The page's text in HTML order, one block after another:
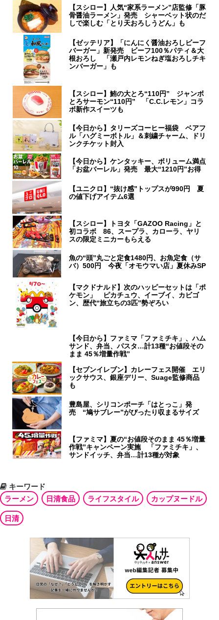
【スシロー】人気“家系ラーメン”店監修「豚
骨醤油ラーメン」発売 シャーベット状のだ
しで楽しむ「とり天おろしうどん」も
【ゼッテリア】「にんにく醤油おろしビーフ
バーガー」新発売 ビーフ100％パティ＆大
根おろし 「瀬戸内レモンねぎ塩おろしチキ
ンバーガー」も
【スシロー】鮪の大とろ“110円” ジャンボ
とろサーモン“110円” 「C.C.レモン」コラ
ボ新作スイーツも
【今日から】タリーズコーヒー福袋 ベアフ
ル「ハグミーボトル」＆刺繍チャーム、ドリ
ンクチケット封入
【今日から】ケンタッキー、ボリューム満点
「お盆バーレル」発売 最大“1210円”お得
【ユニクロ】“抜け感”トップスが990円 夏
の値下げアイテム6選
【スシロー】トヨタ「GAZOO Racing」と
初コラボ 86、スープラ、カローラ、ヤリ
スの限定ミニカーもらえる
魚の“頭”丸ごと定食1480円、お魚定食（サ
バ）500円 今夜「オモウマい店」夏休みSP
【マクドナルド】次のハッピーセットは「ポ
ケモン」 ピカチュウ、イーブイ、カビゴ
ン、歴代“旅立ちの3匹”勢ぞろい
【今日から】ファミマ「ファミチキ」、ハム
サンド、弁当、パスタ…計13種“お値段その
まま 45％増量作戦”
【セブンイレブン】カレーフェス開催 エリ
ックサウス、銀座デリー、Suage監修商品
も
豊島屋、シリコンポーチ「はとっこ」発
売 “鳩サブレー”がぴったり収まるサイズ
【ファミマ】夏の“お値段そのまま 45％増量
作戦”キャンペーン実施 「ファミチキ」、
サンドイッチ、弁当…計13種が対象
キーワード
ラーメン
日清食品 ライフスタイル カップヌードル
日清